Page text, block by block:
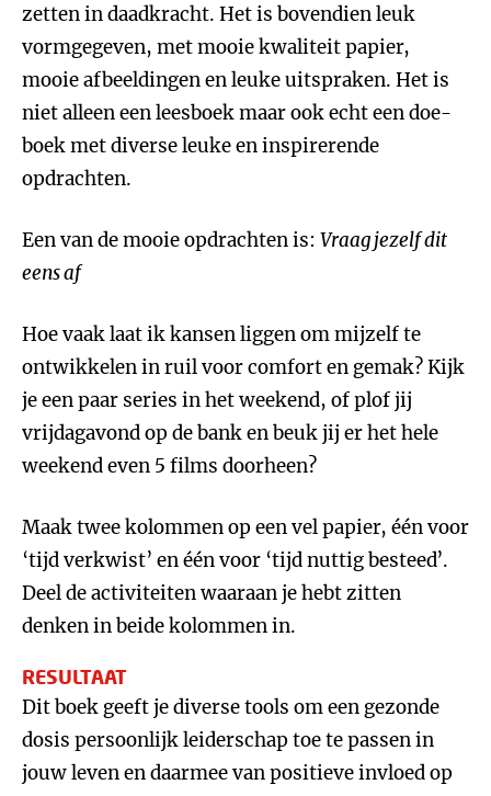
zetten in daadkracht. Het is bovendien leuk
vormgegeven, met mooie kwaliteit papier,
mooie afbeeldingen en leuke uitspraken. Het is
niet alleen een leesboek maar ook echt een doe-
boek met diverse leuke en inspirerende
opdrachten.
Een van de mooie opdrachten is: Vraag jezelf dit
eens af
Hoe vaak laat ik kansen liggen om mijzelf te
ontwikkelen in ruil voor comfort en gemak? Kijk
je een paar series in het weekend, of plof jij
vrijdagavond op de bank en beuk jij er het hele
weekend even 5 films doorheen?
Maak twee kolommen op een vel papier, één voor
‘tijd verkwist’ en één voor ‘tijd nuttig besteed’.
Deel de activiteiten waaraan je hebt zitten
denken in beide kolommen in.
RESULTAAT
Dit boek geeft je diverse tools om een gezonde
dosis persoonlijk leiderschap toe te passen in
jouw leven en daarmee van positieve invloed op